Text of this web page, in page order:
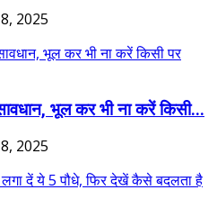
2025
भूल कर भी ना करें किसी...
2025